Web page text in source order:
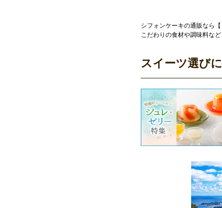
シフォンケーキの通販なら
こだわりの食材や調味料な
スイーツ選び